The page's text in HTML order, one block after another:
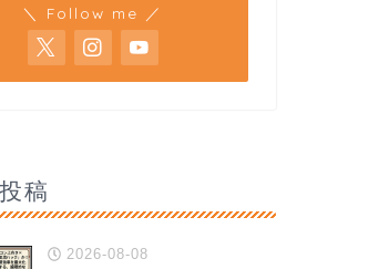
＼ Follow me ／
稿
2026-08-08